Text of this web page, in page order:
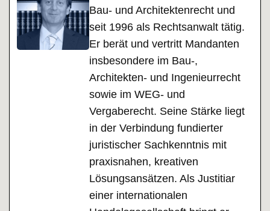
Bau- und Architektenrecht und
seit 1996 als Rechtsanwalt tätig.
Er berät und vertritt Mandanten
insbesondere im Bau-,
Architekten- und Ingenieurrecht
sowie im WEG- und
Vergaberecht. Seine Stärke liegt
in der Verbindung fundierter
juristischer Sachkenntnis mit
praxisnahen, kreativen
Lösungsansätzen. Als Justitiar
einer internationalen